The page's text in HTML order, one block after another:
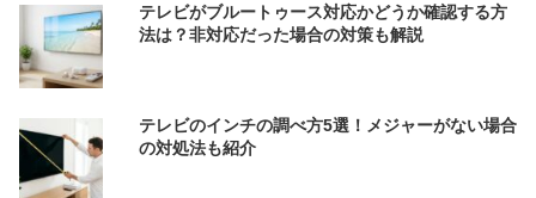
テレビがブルートゥース対応かどうか確認する方
法は？非対応だった場合の対策も解説
テレビのインチの調べ方5選！メジャーがない場合
の対処法も紹介